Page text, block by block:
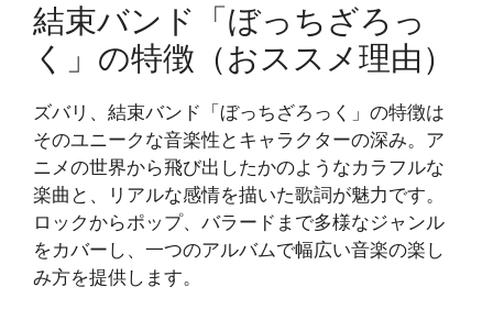
結束バンド「ぼっちざろっ
く」の特徴（おススメ理由）
ズバリ、結束バンド「ぼっちざろっく」の特徴は
そのユニークな音楽性とキャラクターの深み。ア
ニメの世界から飛び出したかのようなカラフルな
楽曲と、リアルな感情を描いた歌詞が魅力です。
ロックからポップ、バラードまで多様なジャンル
をカバーし、一つのアルバムで幅広い音楽の楽し
み方を提供します。